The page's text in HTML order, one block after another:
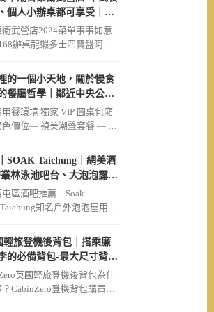
個人小辦桌都可享受｜破
武營店2024菜單事事如意
辦桌龍蝦多士四寶盤阿公
的一個小天地，關於慢食
餐廳哲學｜鄰近中央公
餐環境 獨家 VIP 圓桌包廂
色價位— 禎美潮聲套餐 — 迎
SOAK Taichung｜網美酒
林泳池吧台、大泡泡露天
區酒吧推薦｜Soak
知名戶外泡泡屋用餐
輕旅登機後背包｜搭乘廉
的必備背包-最大尺寸背包
登機開箱｜可放筆電
英國輕旅登機後背包為什
CabinZero登機背包購買連